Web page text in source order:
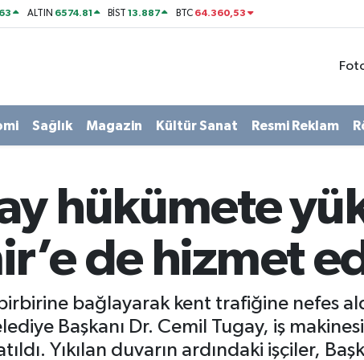
ALTIN 6574.81 BİST13.887 BTC 64.360,53
Sağlık Magazin Kültür Sanat Resmi Reklam
hükümete
de hizmet
bağlayarak kent trafiğine nefes
Başkanı Dr. Cemil Tugay, iş
Yıkılan duvarın ardındaki işçiler,